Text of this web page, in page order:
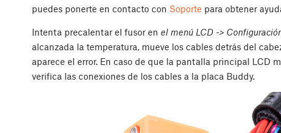
puedes ponerte en contacto con Soporte para obtener
Intenta precalentar el fusor en el menú LCD ->
alcanzada la temperatura, mueve los cables detrás del
aparece el error. En caso de que la pantalla principal LCD
verifica las conexiones de los cables a la placa Buddy.